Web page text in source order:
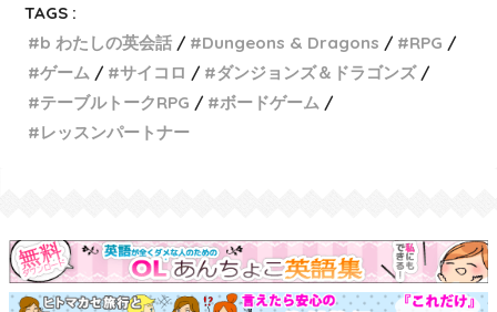
TAGS :
b わたしの英会話
Dungeons & Dragons
RPG
ゲーム
サイコロ
ダンジョンズ＆ドラゴンズ
テーブルトークRPG
ボードゲーム
レッスンパートナー